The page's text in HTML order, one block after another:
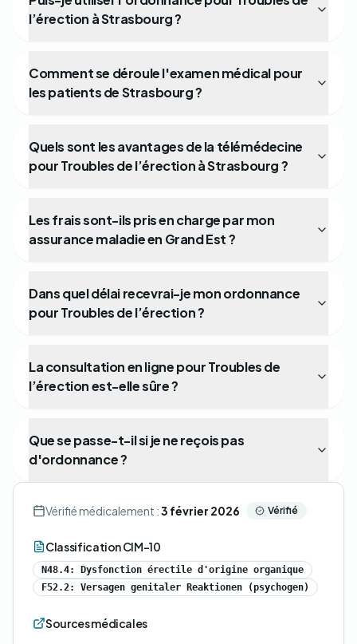
l’érection à Strasbourg ?
Comment se déroule l'examen médical pour
les patients de Strasbourg ?
Quels sont les avantages de la télémédecine
pour Troubles de l’érection à Strasbourg ?
Les frais sont-ils pris en charge par mon
assurance maladie en Grand Est ?
Dans quel délai recevrai-je mon ordonnance
pour Troubles de l’érection ?
La consultation en ligne pour Troubles de
l’érection est-elle sûre ?
Que se passe-t-il si je ne reçois pas
d'ordonnance ?
Vérifié médicalement :3 février 2026 Vérifié
Classification CIM-10
N48.4: Dysfonction érectile d'origine organique
F52.2: Versagen genitaler Reaktionen (psychogen)
Sources médicales